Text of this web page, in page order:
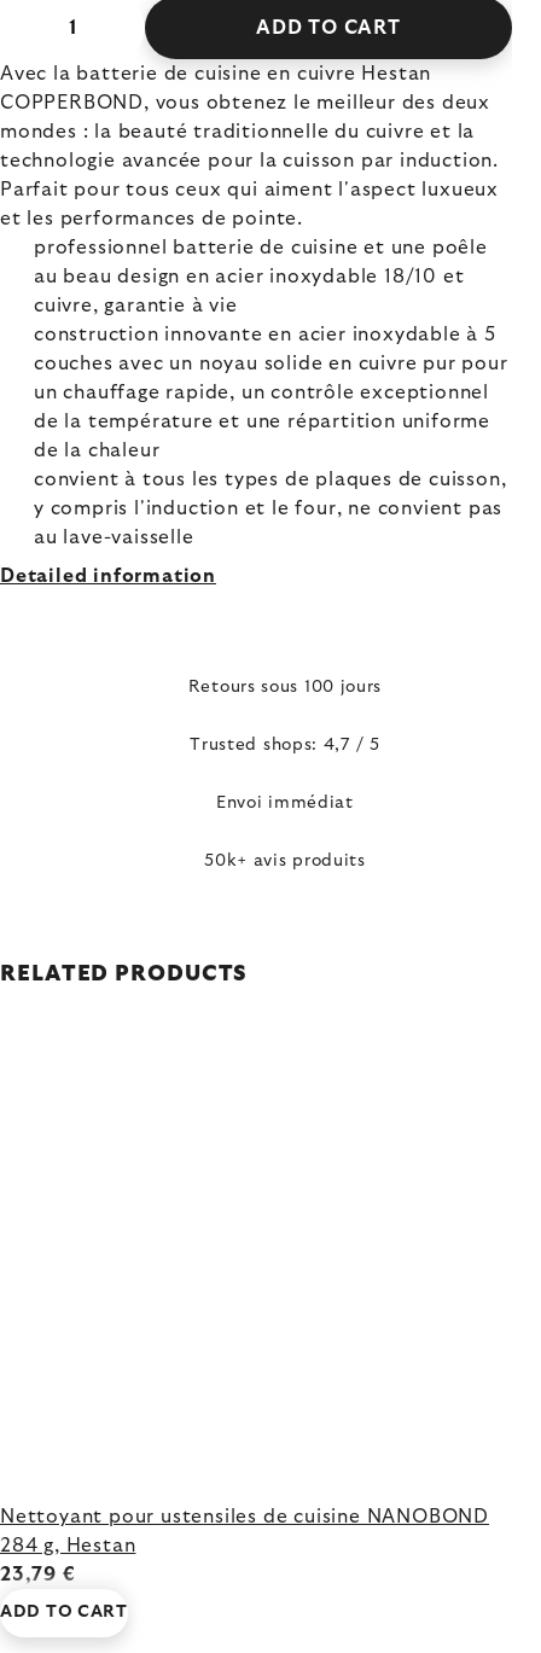
ADD TO CART
Avec la batterie de cuisine en cuivre Hestan
COPPERBOND, vous obtenez le meilleur des deux
mondes : la beauté traditionnelle du cuivre et la
technologie avancée pour la cuisson par induction.
Parfait pour tous ceux qui aiment l'aspect luxueux
et les performances de pointe.
professionnel batterie de cuisine et une poêle
au beau design en acier inoxydable 18/10 et
cuivre, garantie à vie
construction innovante en acier inoxydable à 5
couches avec un noyau solide en cuivre pur pour
un chauffage rapide, un contrôle exceptionnel
de la température et une répartition uniforme
de la chaleur
convient à tous les types de plaques de cuisson,
y compris l'induction et le four, ne convient pas
au lave-vaisselle
Detailed information
Retours sous 100 jours
Trusted shops: 4,7 / 5
Envoi immédiat
50k+ avis produits
RELATED PRODUCTS
Nettoyant pour ustensiles de cuisine NANOBOND
284 g, Hestan
23,79 €
ADD TO CART